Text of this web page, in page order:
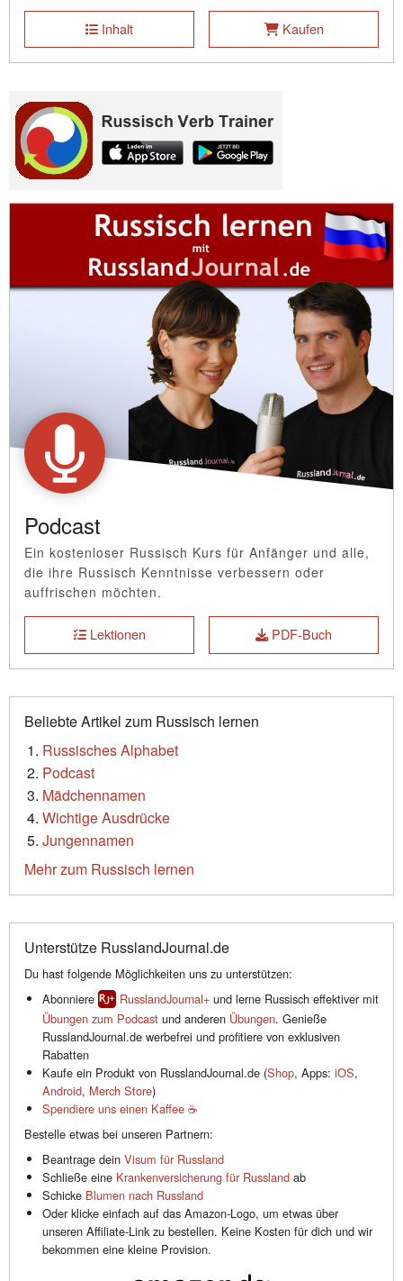
Inhalt Kaufen
Podcast
Ein kostenloser Russisch Kurs für Anfänger und alle,
die ihre Russisch Kenntnisse verbessern oder
auffrischen möchten.
Lektionen PDF-Buch
Beliebte Artikel zum Russisch lernen
Russisches Alphabet
Podcast
Mädchennamen
Wichtige Ausdrücke
Jungennamen
Mehr zum Russisch lernen
Unterstütze RusslandJournal.de
Du hast folgende Möglichkeiten uns zu unterstützen:
Abonniere
RusslandJournal+ und lerne Russisch effektiver mit
Übungen zum Podcast und anderen Übungen. Genieße
RusslandJournal.de werbefrei und profitiere von exklusiven
Rabatten
Kaufe ein Produkt von RusslandJournal.de (Shop, Apps: iOS,
Android, Merch Store)
Spendiere uns einen Kaffee ☕️
Bestelle etwas bei unseren Partnern:
Beantrage dein Visum für Russland
Schließe eine Krankenversicherung für Russland ab
Schicke Blumen nach Russland
Oder klicke einfach auf das Amazon-Logo, um etwas über
unseren Affiliate-Link zu bestellen. Keine Kosten für dich und wir
bekommen eine kleine Provision.